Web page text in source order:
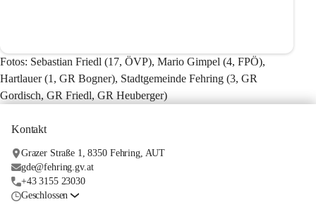
Fotos: Sebastian Friedl (17, ÖVP), Mario Gimpel (4, FPÖ),
Hartlauer (1, GR Bogner), Stadtgemeinde Fehring (3, GR
Gordisch, GR Friedl, GR Heuberger)
Kontakt
Grazer Straße 1, 8350 Fehring, AUT
gde@fehring.gv.at
+43 3155 23030
Geschlossen